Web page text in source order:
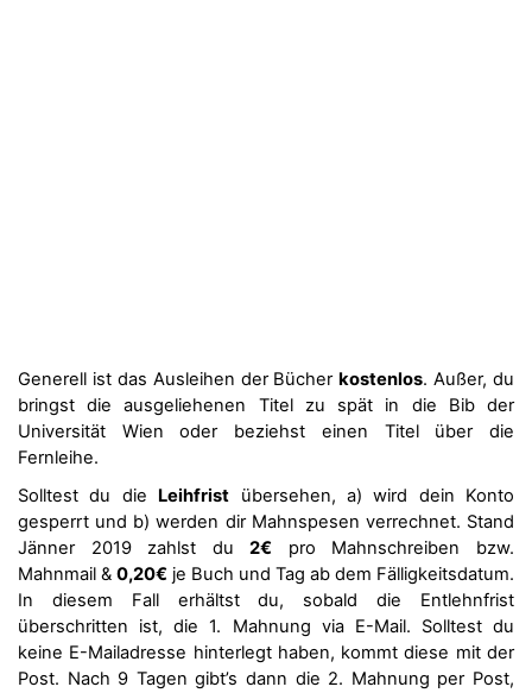
Generell ist das Ausleihen der Bücherkostenlos. Außer, du
bringst die ausgeliehenen Titel zu spät in die Bib der
Universität Wien oder beziehst einen Titel über die
Fernleihe.
Solltest du die Leihfrist übersehen, a) wird dein Konto
gesperrt und b) werden dir Mahnspesen verrechnet. Stand
Jänner 2019 zahlst du2€ pro Mahnschreiben bzw.
Mahnmail & 0,20€ je Buch und Tag ab dem Fälligkeitsdatum.
In diesem Fall erhältst du, sobald die Entlehnfrist
überschritten ist, die 1. Mahnung via E-Mail. Solltest du
keine E-Mailadresse hinterlegt haben, kommt diese mit der
Post. Nach 9 Tagen gibt’s dann die 2. Mahnung per Post,